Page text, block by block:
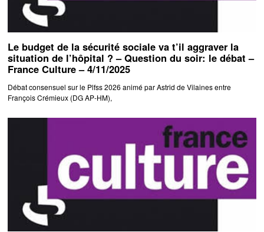
Le budget de la sécurité sociale va t’il aggraver la
situation de l’hôpital ? – Question du soir: le débat –
France Culture – 4/11/2025
Débat consensuel sur le Plfss 2026 animé par Astrid de Vilaines entre
François Crémieux (DG AP-HM),